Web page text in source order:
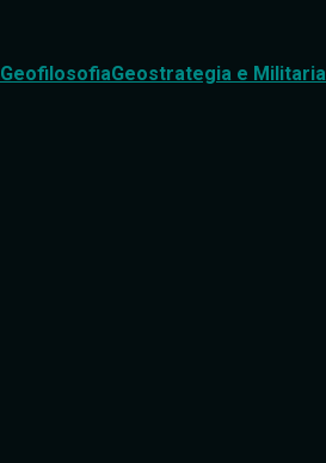
GeofilosofiaGeostrategia e Militaria